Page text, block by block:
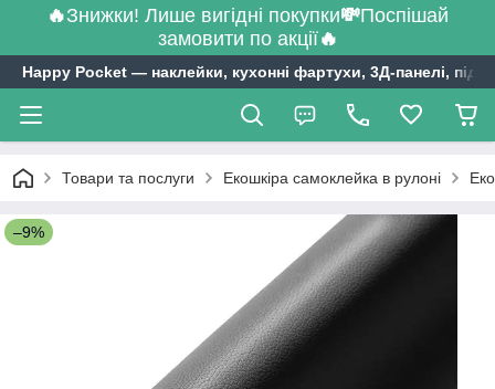
🔥Знижки! Лише вигідні покупки💸Поспішай
замовити по акції🔥
Happy Pocket ― наклейки, кухонні фартухи, 3Д-панелі,
Товари та послуги Екошкіра самоклейка в рулоні
–9%